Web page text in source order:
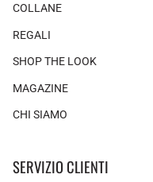
COLLANE
REGALI
SHOP THE LOOK
MAGAZINE
CHI SIAMO
SERVIZIO CLIENTI